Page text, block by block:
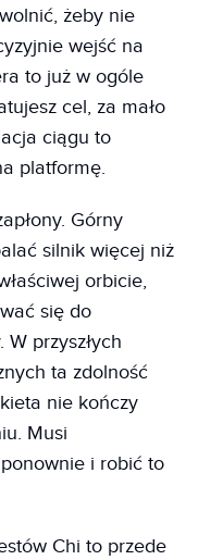
żeby nie
wejść na
to już w ogóle
cel, za mało
ciągu to
platformę.
Górny
silnik więcej niż
orbicie,
się do
przyszłych
ta zdolność
nie kończy
Musi
i robić to
Chi to przede